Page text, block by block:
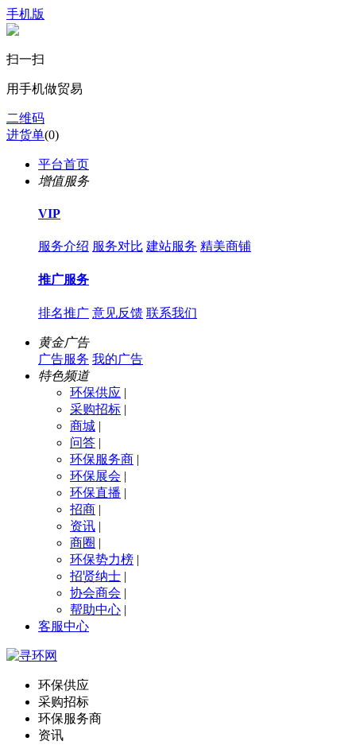
手机版
扫一扫
用手机做贸易
二维码
进货单(0)
平台首页
增值服务
VIP
服务介绍 服务对比 建站服务 精美商铺
推广服务
排名推广 意见反馈 联系我们
黄金广告
广告服务 我的广告
特色频道
环保供应 |
采购招标 |
商城 |
问答 |
环保服务商 |
环保展会 |
环保直播 |
招商 |
资讯 |
商圈 |
环保势力榜 |
招贤纳士 |
协会商会 |
帮助中心 |
客服中心
环保供应
采购招标
环保服务商
资讯